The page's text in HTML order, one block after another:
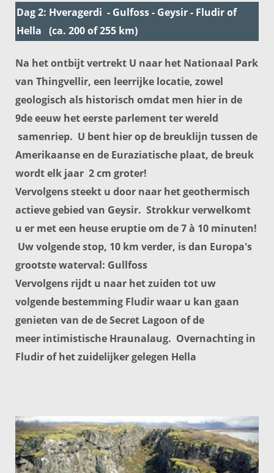
Dag 2: Hveragerdi - Gulfoss - Geysir - Fludir of
Hella (ca. 200 of 255 km)
Na het ontbijt vertrekt U naar het Nationaal Park
van Thingvellir, een leerrijke locatie, zowel
geologisch als historisch omdat men hier in de
9de eeuw het eerste parlement ter wereld
samenriep. U bent hier op de breuklijn tussen de
Amerikaanse en de Euraziatische plaat, de breuk
wordt elk jaar 2 cm groter!
Vervolgens steekt u door naar het geothermisch
actieve gebied van Geysir. Strokkurverwelkomt
u er met een heuse eruptie om de 7 à 10 minuten!
Uw volgende stop, 10 km verder, is dan Europa's
grootstewaterval: Gullfoss
Vervolgens rijdt u naar het zuiden tot uw
volgende bestemming Fludir waar u kan gaan
genieten van de de Secret Lagoon of de
meer intimistische Hraunalaug. Overnachting in
Fludir of het zuidelijker gelegen Hella